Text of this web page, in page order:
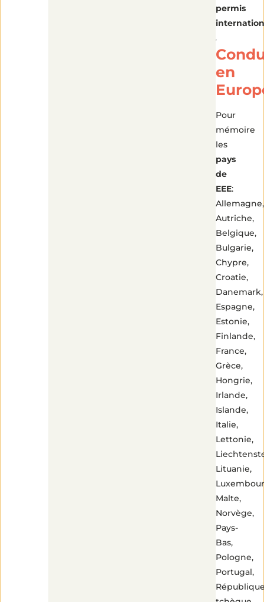
permis
en
Pour
mémoire
les
pays
de
EEE:
Allemagne,
Autriche,
Belgique,
Bulgarie,
Chypre,
Croatie,
Danemark,
Espagne,
Estonie,
Finlande,
France,
Grèce,
Hongrie,
Irlande,
Islande,
Italie,
Lettonie,
Lituanie,
Malte,
Norvège,
Pays-
Bas,
Pologne,
Portugal,